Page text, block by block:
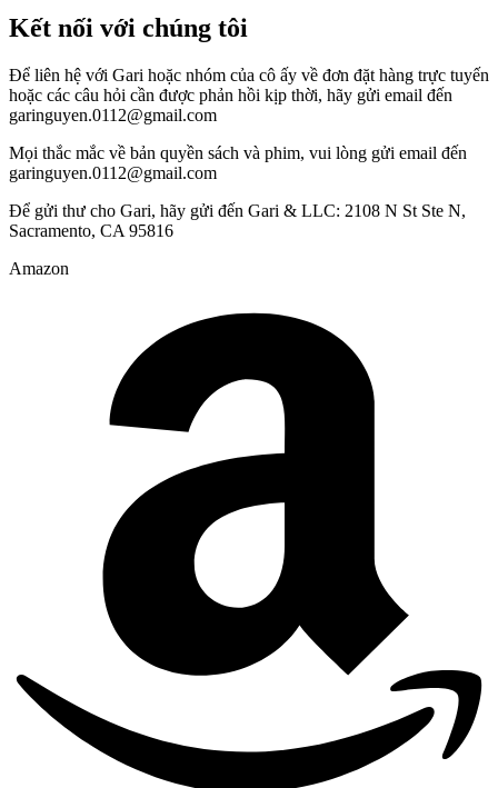
Kết nối với chúng tôi
Để liên hệ với Gari hoặc nhóm của cô ấy về đơn đặt hàng trực tuyến
hoặc các câu hỏi cần được phản hồi kịp thời, hãy gửi email đến
garinguyen.0112@gmail.com
Mọi thắc mắc về bản quyền sách và phim, vui lòng gửi email đến
garinguyen.0112@gmail.com
Để gửi thư cho Gari, hãy gửi đến Gari & LLC: 2108 N St Ste N,
Sacramento, CA 95816
Amazon